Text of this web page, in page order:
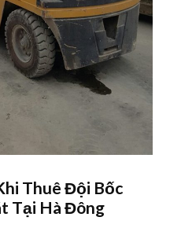
Thuê Đội Bốc
Tại Hà Đông